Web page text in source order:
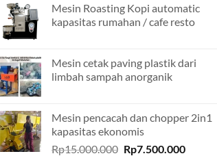
Mesin Roasting Kopi automatic
kapasitas rumahan / cafe resto
Mesin cetak paving plastik dari
limbah sampah anorganik
Mesin pencacah dan chopper 2in1
kapasitas ekonomis
Rp15.000.000 Original
Rp7.500.000Current